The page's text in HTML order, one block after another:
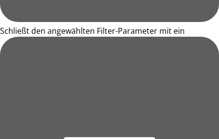
Schließt den angewählten Filter-Parameter mit ein